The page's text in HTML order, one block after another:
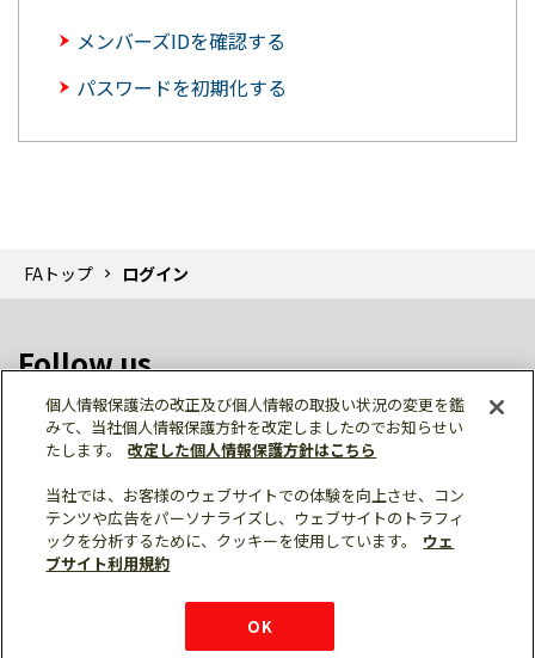
メンバーズIDを確認する
パスワードを初期化する
FAトップ ログイン
Follow us
個人情報保護 利用規約
ご利用にあたって
サイトマップ
三菱電機トップ
個人情報保護法の改正及び個人情報の取扱い状況の変更を鑑
みて、当社個人情報保護方針を改定しましたのでお知らせい
たします。
改定した個人情報保護方針はこちら
当社では、お客様のウェブサイトでの体験を向上させ、コン
テンツや広告をパーソナライズし、ウェブサイトのトラフィ
ックを分析するために、クッキーを使用しています。
ウェ
ブサイト利用規約
OK
チャットサービス